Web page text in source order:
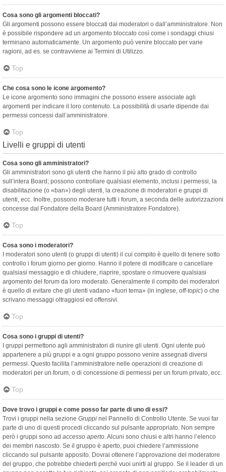
Cosa sono gli argomenti bloccati?
Gli argomenti possono essere bloccati dai moderatori o dall’amministratore. Non
è possibile rispondere ad un argomento bloccato così come i sondaggi chiusi
terminano automaticamente. Un argomento può venire bloccato per varie
ragioni, ad es. se contravviene ai Termini di Utilizzo.
Top
Che cosa sono le icone argomento?
Le icone argomento sono immagini che possono essere associate agli
argomenti per indicare il loro contenuto. La possibilità di usarle dipende dai
permessi concessi dall’amministratore.
Top
Livelli e gruppi di utenti
Cosa sono gli amministratori?
Gli amministratori sono gli utenti che hanno il più alto grado di controllo
sull’intera Board; possono controllare qualsiasi elemento, inclusi i permessi, la
disabilitazione (o «ban») degli utenti, la creazione di moderatori e gruppi di
utenti, ecc. Inoltre, possono moderare tutti i forum, a seconda delle autorizzazioni
concesse dal Fondatore della Board (Amministratore Fondatore).
Top
Cosa sono i moderatori?
I moderatori sono utenti (o gruppi di utenti) il cui compito è quello di tenere sotto
controllo i forum giorno per giorno. Hanno il potere di modificare o cancellare
qualsiasi messaggio e di chiudere, riaprire, spostare o rimuovere qualsiasi
argomento del forum da loro moderato. Generalmente il compito dei moderatori
è quello di evitare che gli utenti vadano «fuori tema» (in inglese, off-topic) o che
scrivano messaggi oltraggiosi ed offensivi.
Top
Cosa sono i gruppi di utenti?
I gruppi permettono agli amministratori di riunire gli utenti. Ogni utente può
appartenere a più gruppi e a ogni gruppo possono venire assegnati diversi
permessi. Questo facilita l’amministratore nelle operazioni di creazione di
moderatori per un forum, o di concessione di permessi per un forum privato, ecc.
Top
Dove trovo i gruppi e come posso far parte di uno di essi?
Trovi i gruppi nella sezione Gruppi nel Pannello di Controllo Utente. Se vuoi far
parte di uno di questi procedi cliccando sul pulsante appropriato. Non sempre
però i gruppi sono ad accesso aperto. Alcuni sono chiusi e altri hanno l’elenco
dei membri nascosto. Se il gruppo è aperto, puoi chiedere l’ammissione
cliccando sul pulsante apposito. Dovrai ottenere l’approvazione del moderatore
del gruppo, che potrebbe chiederti perché vuoi unirti al gruppo. Se il leader di un